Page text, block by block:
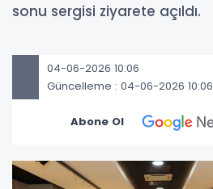
sonu sergisi ziyarete açıldı.
04-06-2026 10:06
Güncelleme : 04-06-2026 10:06
Abone Ol